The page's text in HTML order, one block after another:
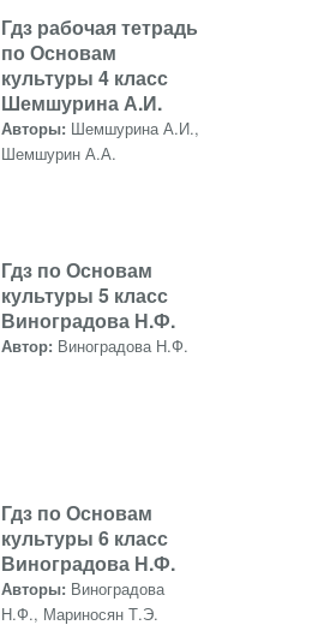
Гдз рабочая тетрадь
по Основам
культуры 4 класс
Шемшурина А.И.
Авторы: Шемшурина А.И.,
Шемшурин А.А.
Гдз по Основам
культуры 5 класс
Виноградова Н.Ф.
Автор: Виноградова Н.Ф.
Гдз по Основам
культуры 6 класс
Виноградова Н.Ф.
Авторы: Виноградова
Н.Ф., Мариносян Т.Э.